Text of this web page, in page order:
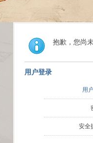
抱歉，您尚
用户登录
用
安全